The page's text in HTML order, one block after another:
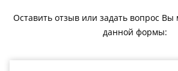
Оставить отзыв или задать вопрос
данной формы: